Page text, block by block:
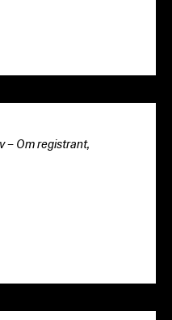
– Om registrant,